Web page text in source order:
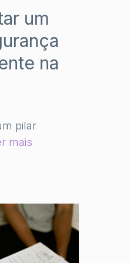
um
na
pilar
mais